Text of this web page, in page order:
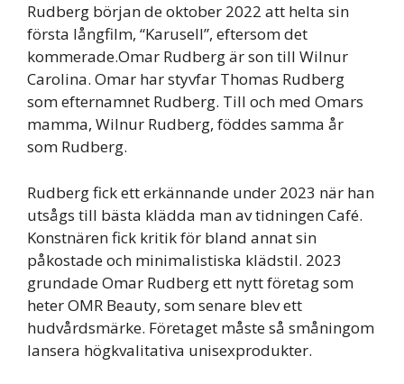
Rudberg början de oktober 2022 att helta sin
första långfilm, “Karusell”, eftersom det
kommerade.Omar Rudberg är son till Wilnur
Carolina. Omar har styvfar Thomas Rudberg
som efternamnet Rudberg. Till och med Omars
mamma, Wilnur Rudberg, föddes samma år
som Rudberg.
Rudberg fick ett erkännande under 2023 när han
utsågs till bästa klädda man av tidningen Café.
Konstnären fick kritik för bland annat sin
påkostade och minimalistiska klädstil. 2023
grundade Omar Rudberg ett nytt företag som
heter OMR Beauty, som senare blev ett
hudvårdsmärke. Företaget måste så småningom
lansera högkvalitativa unisexprodukter.